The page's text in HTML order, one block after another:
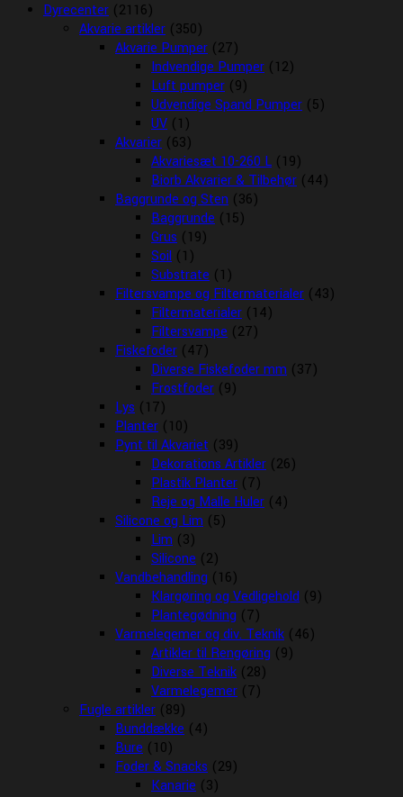
Dyrecenter (2116)
Akvarie artikler (350)
Akvarie Pumper (27)
Indvendige Pumper (12)
Luft pumper (9)
Udvendige Spand Pumper (5)
UV (1)
Akvarier (63)
Akvariesæt 10-260 L (19)
Biorb Akvarier & Tilbehør (44)
Baggrunde og Sten (36)
Baggrunde (15)
Grus (19)
Soil (1)
Substrate (1)
Filtersvampe og Filtermaterialer (43)
Filtermaterialer (14)
Filtersvampe (27)
Fiskefoder (47)
Diverse Fiskefoder mm (37)
Frostfoder (9)
Lys (17)
Planter (10)
Pynt til Akvariet (39)
Dekorations Artikler (26)
Plastik Planter (7)
Reje og Malle Huler (4)
Silicone og Lim (5)
Lim (3)
Silicone (2)
Vandbehandling (16)
Klargøring og Vedligehold (9)
Plantegødning (7)
Varmelegemer og div. Teknik (46)
Artikler til Rengøring (9)
Diverse Teknik (28)
Varmelegemer (7)
Fugle artikler (89)
Bunddække (4)
Bure (10)
Foder & Snacks (29)
Kanarie (3)